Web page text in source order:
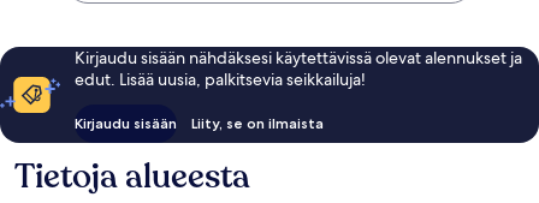
Kirjaudu sisään nähdäksesi käytettävissä olevat alennukset ja
edut. Lisää uusia, palkitsevia seikkailuja!
Kirjaudu sisään Liity, se on ilmaista
Tietoja alueesta